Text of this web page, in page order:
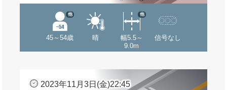
45～54歳
他
晴
幅5.5～
9.0m
他
信号なし
2023年11月3日(金)22:45